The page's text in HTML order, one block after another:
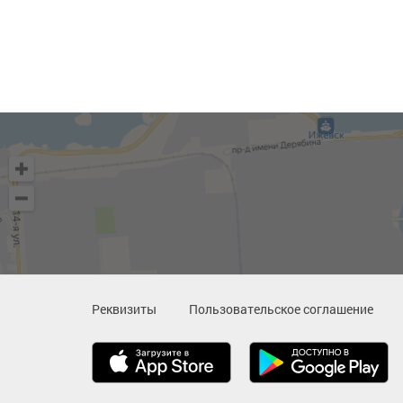
Реквизиты Пользовательское соглашение